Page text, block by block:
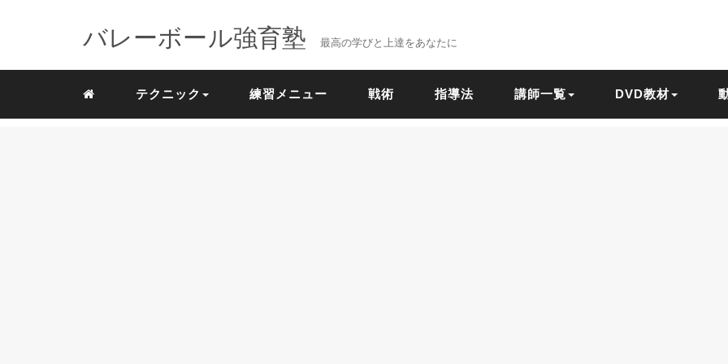
バレーボール強育塾 最高の学びと上達をあなたに
テクニック 練習メニュー 戦術 指導法 講師一覧 DVD教材